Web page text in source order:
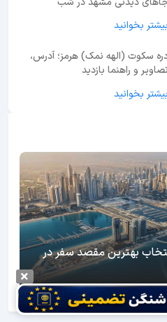
بیشتر بخوانید
سکوت (الهه نمک) هرمز؛ آدرس،
تصاویر و راهنما بازدید
بیشتر بخوانید
بهترین مقصد سفر در